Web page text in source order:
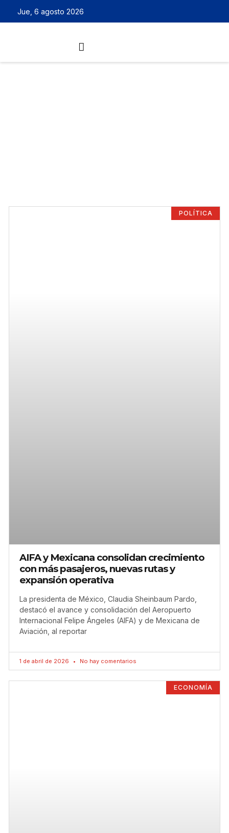
Jue, 6 agosto 2026
POLÍTICA
AIFA y Mexicana consolidan crecimiento
con más pasajeros, nuevas rutas y
expansión operativa
La presidenta de México, Claudia Sheinbaum Pardo,
destacó el avance y consolidación del Aeropuerto
Internacional Felipe Ángeles (AIFA) y de Mexicana de
Aviación, al reportar
1 de abril de 2026 No hay comentarios
ECONOMÍA